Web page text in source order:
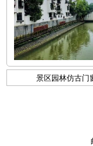
景区园林仿古门